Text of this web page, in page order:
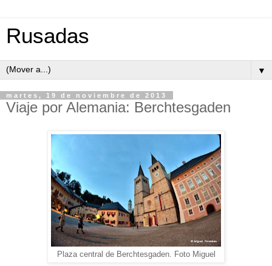
Rusadas
▼
martes, 19 de noviembre de 2013
Viaje por Alemania: Berchtesgaden
Plaza central de Berchtesgaden. Foto Miguel